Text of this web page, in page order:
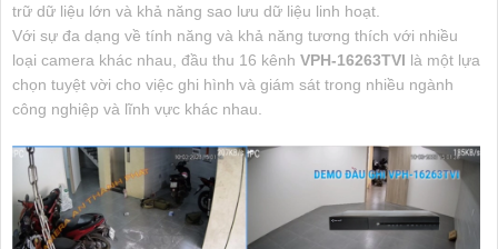
trữ dữ liệu lớn và khả năng sao lưu dữ liệu linh hoạt.
Với sự đa dạng về tính năng và khả năng tương thích với nhiều
loại camera khác nhau, đầu thu 16 kênh VPH-16263TVI là một lựa
chọn tuyệt vời cho việc ghi hình và giám sát trong nhiều ngành
công nghiệp và lĩnh vực khác nhau.